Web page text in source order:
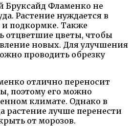
Бруксайд Фламенко не
Растение нуждается в
подкормке. Также
отцветшие цветы, чтобы
новых. Для улучшения
проводить обрезку
отлично переносит
поэтому его можно
климате. Однако в
растение лучше перенести
от морозов.